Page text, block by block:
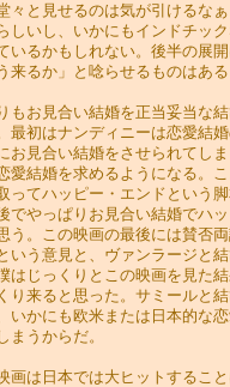
々と見せるのは気が引けるな
しいし、いかにもインドチッ
いるかもしれない。後半の展
来るか」と唸らせるものはある
お見合い結婚を正当妥当な
最初はナンディニーは恋愛結
お見合い結婚をさせられてし
愛結婚を求めるようになる。
ってハッピー・エンドという
でやっぱりお見合い結婚でハ
う。この映画の最後には賛否
いう意見と、ヴァンラージと
はじっくりとこの映画を見た
り来ると思った。サミールと
いかにも欧米または日本的な
まうからだ。
は日本では大ヒットするこ